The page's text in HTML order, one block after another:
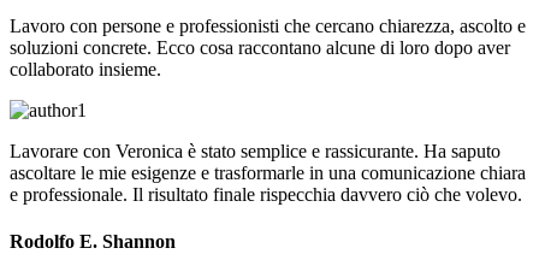
Lavoro con persone e professionisti che cercano chiarezza, ascolto e
soluzioni concrete. Ecco cosa raccontano alcune di loro dopo aver
collaborato insieme.
Lavorare con Veronica è stato semplice e rassicurante. Ha saputo
ascoltare le mie esigenze e trasformarle in una comunicazione chiara
e professionale. Il risultato finale rispecchia davvero ciò che volevo.
Rodolfo E. Shannon